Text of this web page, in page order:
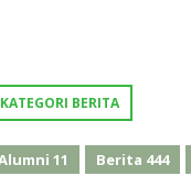
KATEGORI BERITA
11 Berita 444